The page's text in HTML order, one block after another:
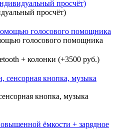
просчёт)
голосового помощника
+ колонки (+3500 руб.)
кнопка, музыка